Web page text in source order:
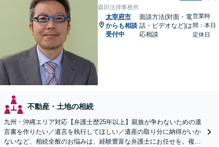
森田法律事務所
太宰府市
からも相談
受付中
面談方法(対面・電
話・ビデオなど)は
応相談
営業時
間：本日
定休日
不動産・土地の相続
九州・沖縄エリア対応【弁護士歴25年以上】親族が争わないための遺
言書を作りたい／遺言を執行してほしい／遺産の取り分に納得がいか
ないなど、相続全般のお悩みは、経験豊富な弁護士にお任せを。複雑